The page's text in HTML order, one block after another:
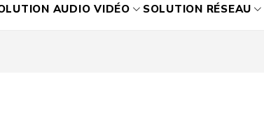
AUDIO VIDÉO SOLUTION RÉSEAU